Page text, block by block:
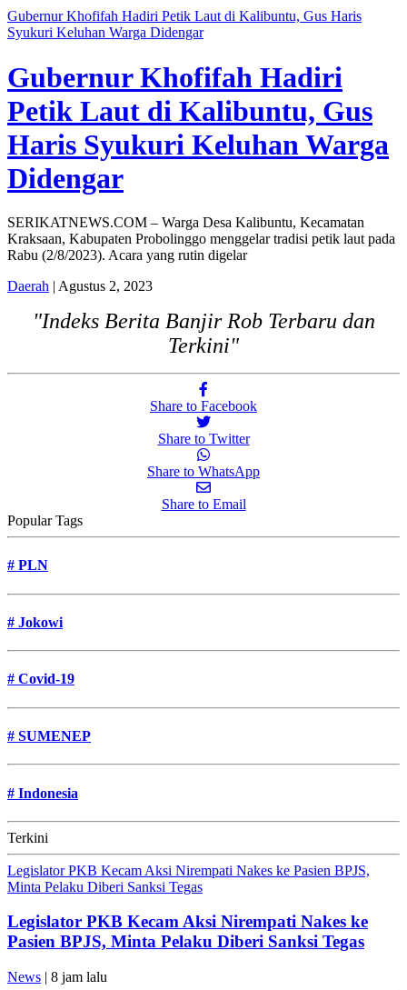
Gubernur Khofifah Hadiri Petik Laut di Kalibuntu, Gus Haris
Syukuri Keluhan Warga Didengar
Gubernur Khofifah Hadiri
Petik Laut di Kalibuntu, Gus
Haris Syukuri Keluhan Warga
Didengar
SERIKATNEWS.COM – Warga Desa Kalibuntu, Kecamatan
Kraksaan, Kabupaten Probolinggo menggelar tradisi petik laut pada
Rabu (2/8/2023). Acara yang rutin digelar
Daerah | Agustus 2, 2023
"Indeks Berita Banjir Rob Terbaru dan
Terkini"
Share to Facebook
Share to Twitter
Share to WhatsApp
Share to Email
Popular Tags
# PLN
# Jokowi
# Covid-19
# SUMENEP
# Indonesia
Terkini
Legislator PKB Kecam Aksi Nirempati Nakes ke Pasien BPJS,
Minta Pelaku Diberi Sanksi Tegas
Legislator PKB Kecam Aksi Nirempati Nakes ke
Pasien BPJS, Minta Pelaku Diberi Sanksi Tegas
News | 8 jam lalu